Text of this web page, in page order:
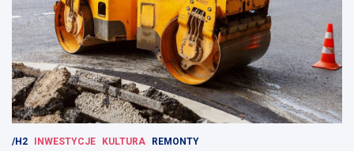
/H2 INWESTYCJE KULTURA REMONTY